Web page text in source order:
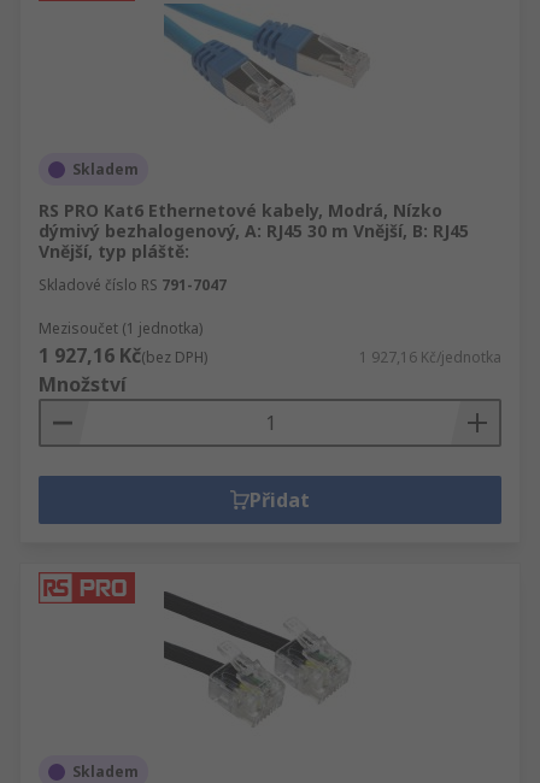
Skladem
RS PRO Kat6 Ethernetové kabely, Modrá, Nízko
dýmivý bezhalogenový, A: RJ45 30 m Vnější, B: RJ45
Vnější, typ pláště:
Skladové číslo RS 791-7047
Mezisoučet (1 jednotka)
1 927,16 Kč(bez DPH) 1 927,16 Kč/jednotka
Množství
Přidat
Skladem